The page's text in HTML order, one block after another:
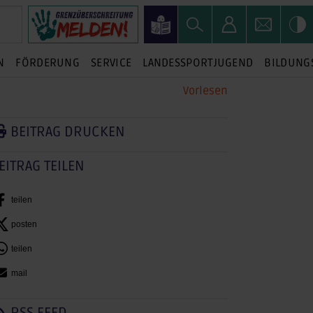
FÖRDERUNG SERVICE LANDESSPORTJUGEND
Vorlesen
BEITRAG DRUCKEN
TEILEN
teilen
posten
teilen
mail